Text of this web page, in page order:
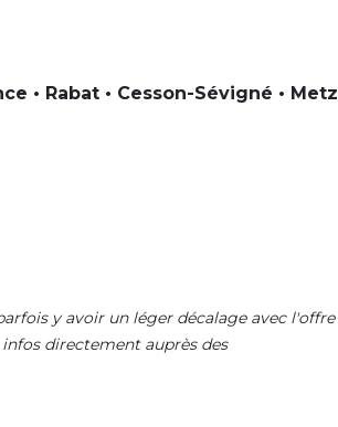
• Rabat • Cesson-Sévigné • Metz
y avoir un léger décalage avec l'offre
directement auprès des